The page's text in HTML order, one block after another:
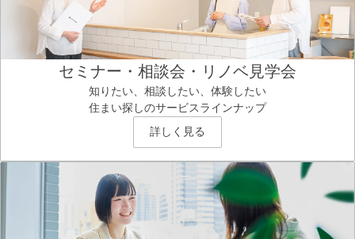
セミナー・相談会・リノベ見学会
知りたい、相談したい、体験したい
住まい探しのサービスラインナップ
詳しく見る